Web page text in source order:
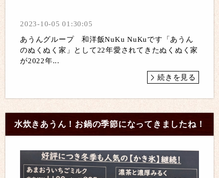
2023-10-05 01:30:05
あうんグループ 和洋飯NuKu NuKuです「あうん
のぬくぬく家」として22年愛されてきたぬくぬく家
が2022年...
続きを見る
水炊きあうん！お鍋の季節になってきましたね！